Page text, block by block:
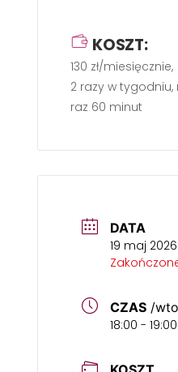
KOSZT:
130 zł/miesięcznie,
2 razy w
raz 60 minut
DATA
19 maj 2026
CZAS /
18:00 - 19:00